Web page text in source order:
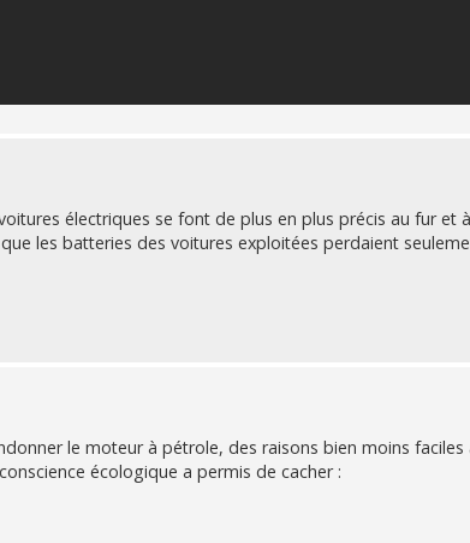
électriques se font de plus en plus précis au fur et
les batteries des voitures exploitées perdaient
le moteur à pétrole, des raisons bien moins faciles
écologique a permis de cacher :